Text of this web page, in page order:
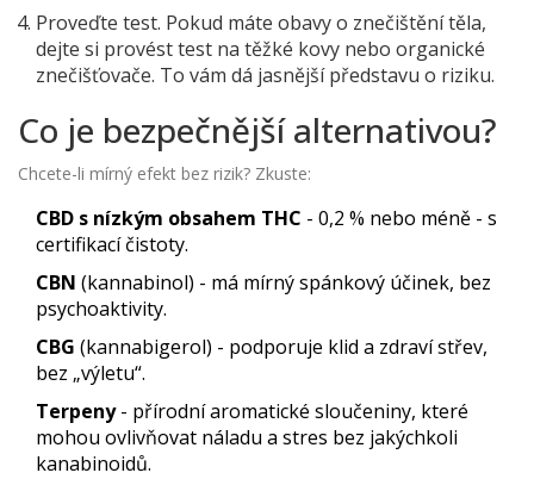
Proveďte test. Pokud máte obavy o znečištění těla,
dejte si provést test na těžké kovy nebo organické
znečišťovače. To vám dá jasnější představu o riziku.
Co je bezpečnější alternativou?
Chcete-li mírný efekt bez rizik? Zkuste:
CBD s nízkým obsahem THC - 0,2 % nebo méně - s
certifikací čistoty.
CBN (kannabinol) - má mírný spánkový účinek, bez
psychoaktivity.
CBG (kannabigerol) - podporuje klid a zdraví střev,
bez „výletu“.
Terpeny- přírodní aromatické sloučeniny, které
mohou ovlivňovat náladu a stres bez jakýchkoli
kanabinoidů.